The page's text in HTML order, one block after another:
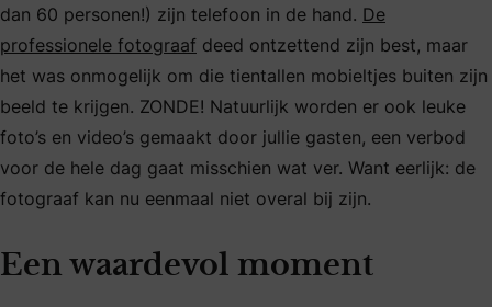
dan 60 personen!) zijn telefoon in de hand. De
professionele fotograaf deed ontzettend zijn best, maar
het was onmogelijk om die tientallen mobieltjes buiten zijn
beeld te krijgen. ZONDE! Natuurlijk worden er ook leuke
foto’s en video’s gemaakt door jullie gasten, een verbod
voor de hele dag gaat misschien wat ver. Want eerlijk: de
fotograaf kan nu eenmaal niet overal bij zijn.
Een waardevol moment